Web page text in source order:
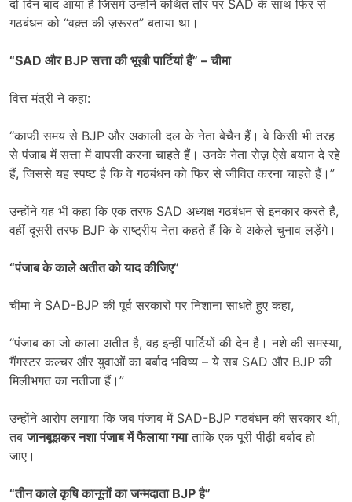
दो दिन बाद आया है जिसमें उन्होंने कथित तौर पर SAD के साथ फिर से
गठबंधन को “वक़्त की ज़रूरत” बताया था।
“SAD और BJPसत्ता की भूखी पार्टियां हैं” – चीमा
वित्त मंत्री ने कहा:
“काफी समय से BJP और अकाली दल के नेता बेचैन हैं। वे किसी भी तरह
से पंजाब में सत्ता में वापसी करना चाहते हैं। उनके नेता रोज़ ऐसे बयान दे रहे
हैं, जिससे यह स्पष्ट है कि वे गठबंधन को फिर से जीवित करना चाहते हैं।”
उन्होंने यह भी कहा कि एक तरफ SAD अध्यक्ष गठबंधन से इनकार करते हैं,
वहीं दूसरी तरफ BJP के राष्ट्रीय नेता कहते हैं कि वे अकेले चुनाव लड़ेंगे।
“पंजाब के काले अतीत को याद कीजिए”
चीमा ने SAD-BJP की पूर्व सरकारों पर निशाना साधते हुए कहा,
“पंजाब का जो काला अतीत है, वह इन्हीं पार्टियों की देन है। नशे की समस्या,
गैंगस्टर कल्चर और युवाओं का बर्बाद भविष्य – ये सब SAD और BJP की
मिलीभगत का नतीजा हैं।”
उन्होंने आरोप लगाया कि जब पंजाब में SAD-BJP गठबंधन की सरकार थी,
तबजानबूझकर नशा पंजाब में फैलाया गयाताकि एक पूरी पीढ़ी बर्बाद हो
जाए।
“तीन काले कृषि कानूनों का जन्मदाता BJPहै”